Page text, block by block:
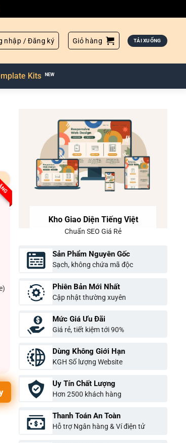
nhập / Đăng ký Giỏ hàng TẢI XUỐNG
Kits
Kho Giao Diện Tiếng Việt
Chuẩn SEO Giá Rẻ
Sản Phẩm Nguyên Gốc
Sạch, không chứa mã độc
Phiên Bản Mới Nhất
Cập nhật thường xuyên
Mức Giá Ưu Đãi
Giá rẻ, tiết kiệm tới 90%
Dùng Không Giới Hạn
KGH Số lượng Website
Uy Tín Chất Lượng
Hơn 2500 khách hàng
Thanh Toán An Toàn
Hỗ trợ Ngân hàng & Ví điện tử